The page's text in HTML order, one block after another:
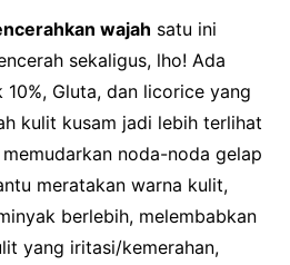
wajah satu ini
sekaligus, lho! Ada
Gluta, dan licorice yang
kulit kusam jadi lebih terlihat
noda-noda gelap
meratakan warna kulit,
berlebih, melembabkan
yang iritasi/kemerahan,